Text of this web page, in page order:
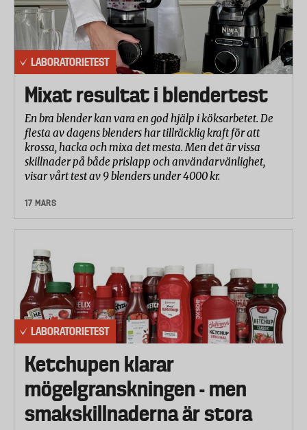
LABORATORIETEST
Mixat resultat i blendertest
En bra blender kan vara en god hjälp i köksarbetet. De
flesta av dagens blenders har tillräcklig kraft för att
krossa, hacka och mixa det mesta. Men det är vissa
skillnader på både prislapp och användarvänlighet,
visar vårt test av 9 blenders under 4000 kr.
17 MARS
LABORATORIETEST
Ketchupen klarar
mögelgranskningen - men
smakskillnaderna är stora